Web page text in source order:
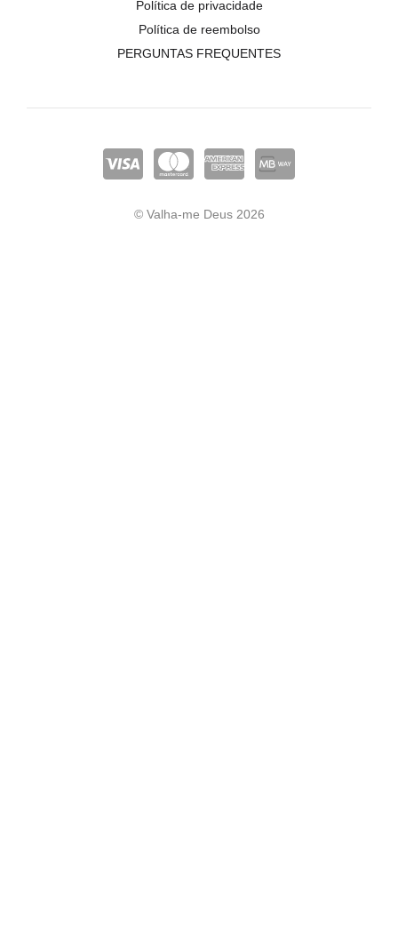
Política de privacidade
Política de reembolso
PERGUNTAS FREQUENTES
© Valha-me Deus 2026